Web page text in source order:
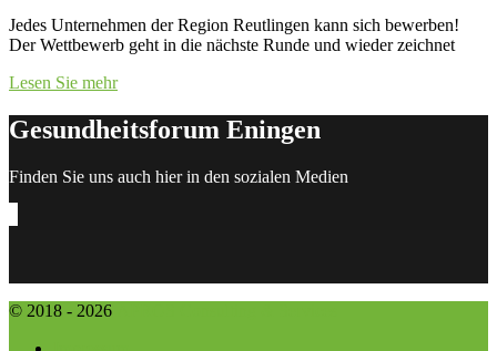
Jedes Unternehmen der Region Reutlingen kann sich bewerben!
Der Wettbewerb geht in die nächste Runde und wieder zeichnet
Lesen Sie mehr
Gesundheitsforum Eningen
Finden Sie uns auch hier in den sozialen Medien
© 2018 - 2026